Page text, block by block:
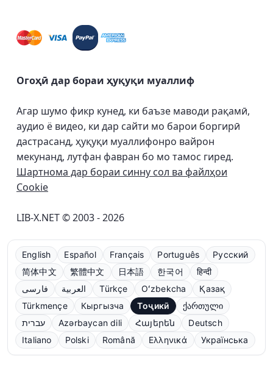
Огоҳӣ дар бораи ҳуқуқи муаллиф
Агар шумо фикр кунед, ки баъзе маводи рақамӣ,
аудио ё видео, ки дар сайти мо барои боргирӣ
дастрасанд, ҳуқуқи муаллифонро вайрон
мекунанд, лутфан фавран бо мо тамос гиред.
Шартнома дар бораи синну сол ва файлҳои
Cookie
LIB-X.NET © 2003 - 2026
English Español Français Português
Русский
简体中文
繁體中文 日本語 한국어
हिन्दी
فارسی
العربية Türkçe Oʻzbekcha
Қазақ
Türkmençe
Кыргызча Тоҷикӣ
ქართული
עברית
Azərbaycan dili Հայերեն
Deutsch
Italiano
Polski Română Ελληνικά Українська